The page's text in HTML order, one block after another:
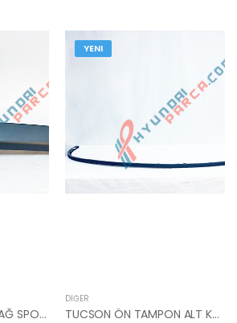
STOP ÜST BAKALİTİ SAĞ SPORTAGE 03-09 87370-1F001-HMC
YENI
DIĞER
TUCSON ÖN TAMPON ALT KARLIK 15=> 86567-D7000-HMC